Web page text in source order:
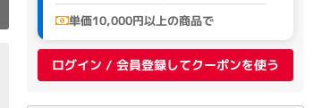
単価10,000円以上の商品で
ログイン / 会員登録してクーポンを使う